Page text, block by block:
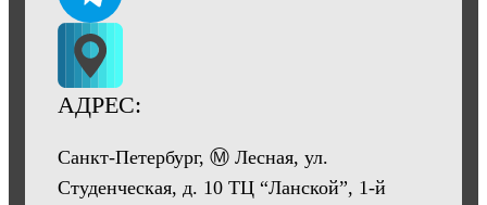
АДРЕС:
Санкт-Петербург, Ⓜ Лесная, ул.
Студенческая, д. 10 ТЦ “Ланской”, 1-й